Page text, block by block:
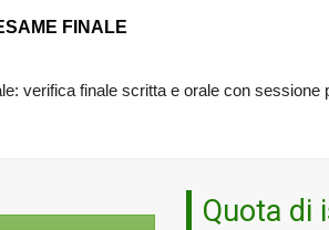
FINALE
verifica finale scritta e orale con
Quota di